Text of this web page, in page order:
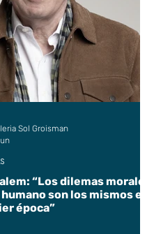
“Los dilemas morales
son los mismos en
época”
Sol Groisman